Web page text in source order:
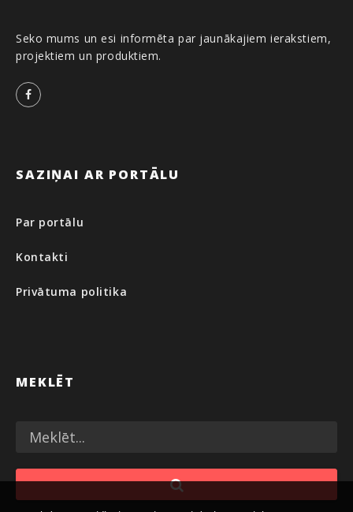
Seko mums un esi informēta par jaunākajiem ierakstiem,
projektiem un produktiem.
SAZIŅAI AR PORTĀLU
Par portālu
Kontakti
Privātuma politika
MEKLĒT